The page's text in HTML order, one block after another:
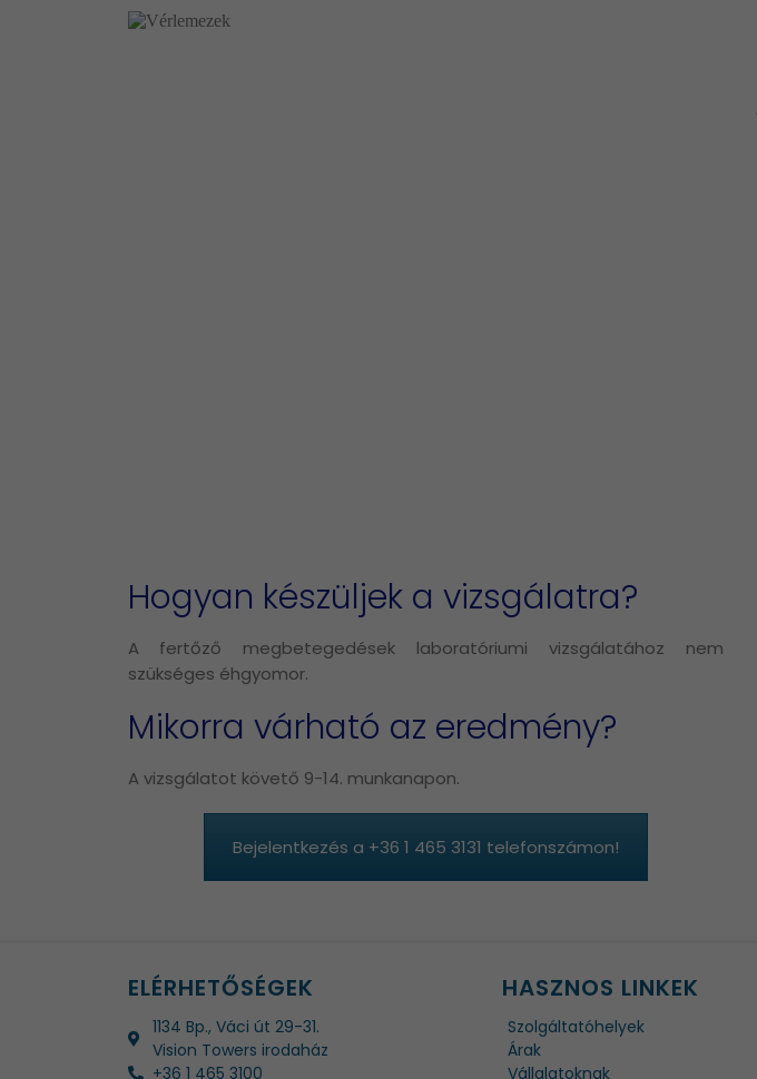
Hogyan készüljek a vizsgálatra?
A fertőző megbetegedések laboratóriumi vizsgálatához nem
szükséges éhgyomor.
Mikorra várható az eredmény?
A vizsgálatot követő 9-14. munkanapon.
Bejelentkezés a +36 1 465 3131 telefonszámon!
ELÉRHETŐSÉGEK
1134 Bp., Váci út 29-31.
Vision Towers irodaház
+36 1 465 3100
HASZNOS LINKEK
Szolgáltatóhelyek
Árak
Vállalatoknak